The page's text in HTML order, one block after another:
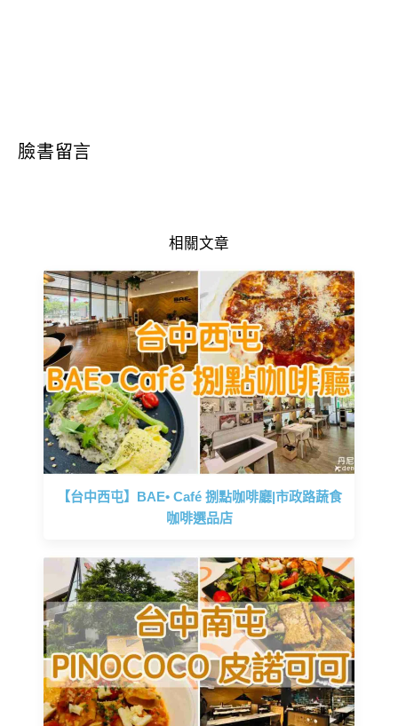
臉書留言
相關文章
【台中西屯】BAE• Café 捌點咖啡廳|市政路蔬食
咖啡選品店